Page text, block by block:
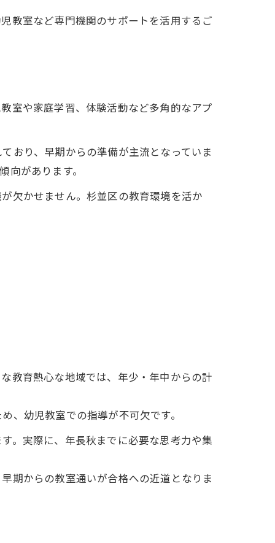
教室など専門機関のサポートを活用するご
室や家庭学習、体験活動など多角的なアプ
おり、早期からの準備が主流となっていま
向があります。
欠かせません。杉並区の教育環境を活か
教育熱心な地域では、年少・年中からの計
、幼児教室での指導が不可欠です。
。実際に、年長秋までに必要な思考力や集
期からの教室通いが合格への近道となりま